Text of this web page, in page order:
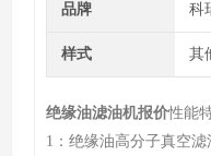
品牌 科
样式 其
绝缘油滤油机报价性能
1：绝缘油高分子真空